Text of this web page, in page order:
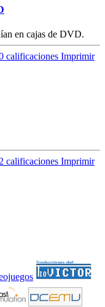
en cajas de DVD.
calificaciones Imprimir
2 calificaciones Imprimir